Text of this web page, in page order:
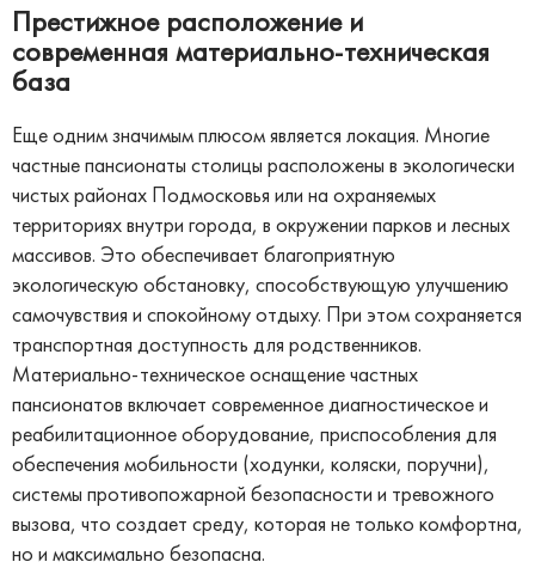
Престижное расположение и
современная материально-техническая
база
Еще одним значимым плюсом является локация. Многие
частные пансионаты столицы расположены в экологически
чистых районах Подмосковья или на охраняемых
территориях внутри города, в окружении парков и лесных
массивов. Это обеспечивает благоприятную
экологическую обстановку, способствующую улучшению
самочувствия и спокойному отдыху. При этом сохраняется
транспортная доступность для родственников.
Материально-техническое оснащение частных
пансионатов включает современное диагностическое и
реабилитационное оборудование, приспособления для
обеспечения мобильности (ходунки, коляски, поручни),
системы противопожарной безопасности и тревожного
вызова, что создает среду, которая не только комфортна,
но и максимально безопасна.